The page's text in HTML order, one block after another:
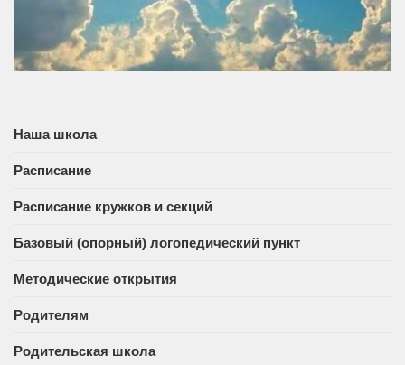
Наша школа
Расписание
Расписание кружков и секций
Базовый (опорный) логопедический пункт
Методические открытия
Родителям
Родительская школа